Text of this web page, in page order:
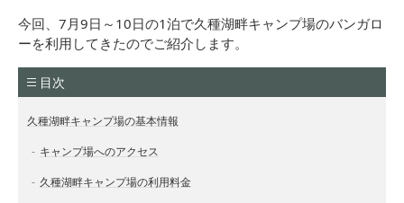
今回、7月9日～10日の1泊で久種湖畔キャンプ場のバンガロ
ーを利用してきたのでご紹介します。
目次
久種湖畔キャンプ場の基本情報
キャンプ場へのアクセス
久種湖畔キャンプ場の利用料金